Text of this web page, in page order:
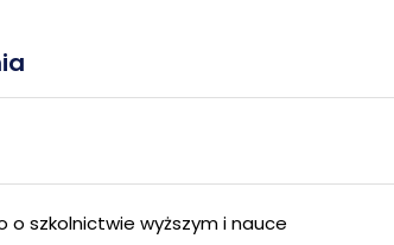
szkolnictwie wyższym i nauce